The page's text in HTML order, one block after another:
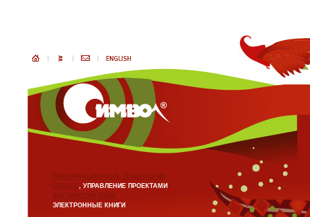
ИНФОРМАЦИОННЫЕ ТЕХНОЛОГИИ
БИЗНЕС, УПРАВЛЕНИЕ ПРОЕКТАМИ
АНГЛИЙСКИЙ ЯЗЫК
ЭЛЕКТРОННЫЕ КНИГИ